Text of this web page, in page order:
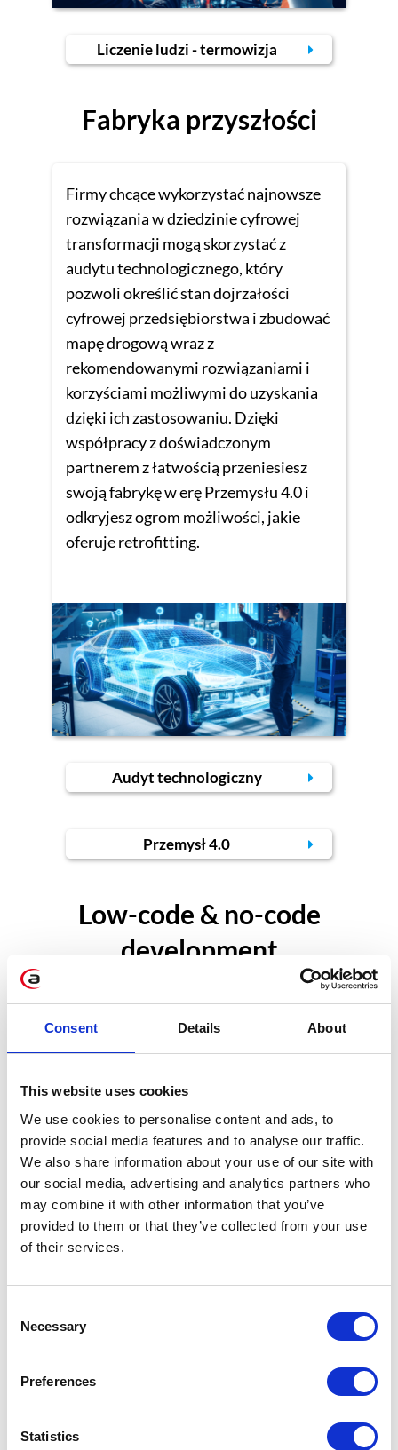
Consent Details About
This website uses cookies
We use cookies to personalise content and ads, to
provide social media features and to analyse our traffic.
We also share information about your use of our site with
our social media, advertising and analytics partners who
may combine it with other information that you’ve
provided to them or that they’ve collected from your use
of their services.
Selection
Necessary
Preferences
Statistics
Liczenie ludzi - termowizja
Fabryka przyszłości
Firmy chcące wykorzystać najnowsze
rozwiązania w dziedzinie cyfrowej
transformacji mogą skorzystać z
audytu technologicznego, który
pozwoli określić stan dojrzałości
cyfrowej przedsiębiorstwa i zbudować
mapę drogową wraz z
rekomendowanymi rozwiązaniami i
korzyściami możliwymi do uzyskania
dzięki ich zastosowaniu. Dzięki
współpracy z doświadczonym
partnerem z łatwością przeniesiesz
swoją fabrykę w erę Przemysłu 4.0 i
odkryjesz ogrom możliwości, jakie
oferuje retrofitting.
Audyt technologiczny
Przemysł 4.0
Low-code & no-code
development
Aby przyspieszyć procesy biznesowe i
zautomatyzować czasochłonne
złożonego systemu informatycznego i
poświęcenie wielu miesięcy na
budowę odpowiedniego
oprogramowania. Coraz większym
zainteresowaniem cieszą się aplikacje
budowane z gotowych
predefiniowanych elementów, które w
pracy i pozwalają na rozszerzenie